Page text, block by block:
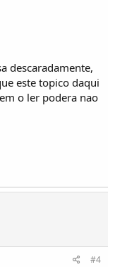
descaradamente,
este topico daqui
o ler podera nao
#4